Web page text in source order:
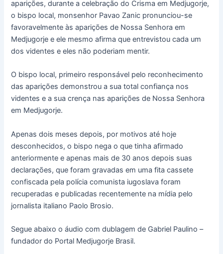
aparições, durante a celebração do Crisma em Medjugorje,
o bispo local, monsenhor Pavao Zanic pronunciou-se
favoravelmente às aparições de Nossa Senhora em
Medjugorje e ele mesmo afirma que entrevistou cada um
dos videntes e eles não poderiam mentir.
O bispo local, primeiro responsável pelo reconhecimento
das aparições demonstrou a sua total confiança nos
videntes e a sua crença nas aparições de Nossa Senhora
em Medjugorje.
Apenas dois meses depois, por motivos até hoje
desconhecidos, o bispo nega o que tinha afirmado
anteriormente e apenas mais de 30 anos depois suas
declarações, que foram gravadas em uma fita cassete
confiscada pela polícia comunista iugoslava foram
recuperadas e publicadas recentemente na mídia pelo
jornalista italiano Paolo Brosio.
Segue abaixo o áudio com dublagem de Gabriel Paulino –
fundador do Portal Medjugorje Brasil.